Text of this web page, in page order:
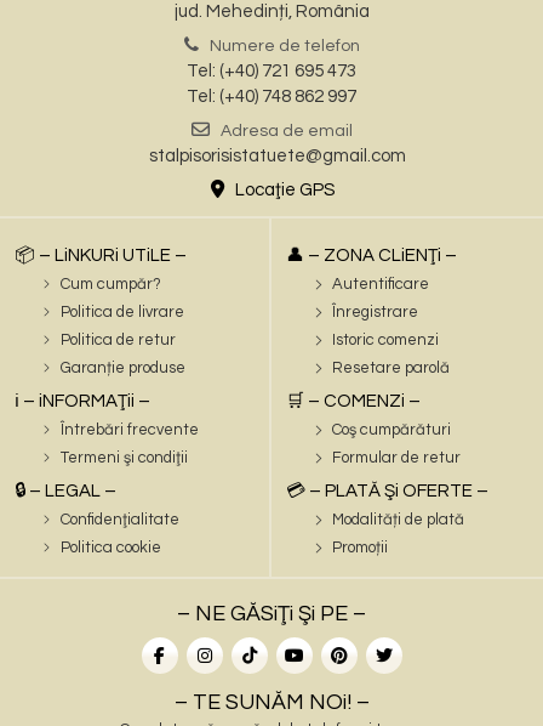
jud. Mehedinți, România
Numere de telefon
Tel: (+40) 721 695 473
Tel: (+40) 748 862 997
Adresa de email
stalpisorisistatuete@gmail.com
Locaţie GPS
📦 – LiNKURi UTiLE –
Cum cumpăr?
Politica de livrare
Politica de retur
Garanție produse
ℹ️ – iNFORMAŢii –
Întrebări frecvente
Termeni şi condiţii
🔒 – LEGAL –
Confidenţialitate
Politica cookie
👤 – ZONA CLiENŢi –
Autentificare
Înregistrare
Istoric comenzi
Resetare parolă
🛒 – COMENZi –
Coş cumpărături
Formular de retur
💳 – PLATĂ Şi OFERTE –
Modalități de plată
Promoții
– NE GĂSiŢi Şi PE –
– TE SUNĂM NOi! –